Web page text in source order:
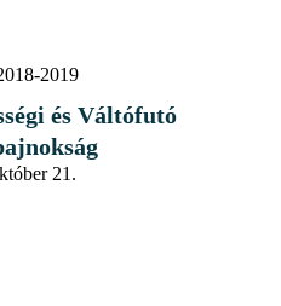
2019
és Váltófutó
21.